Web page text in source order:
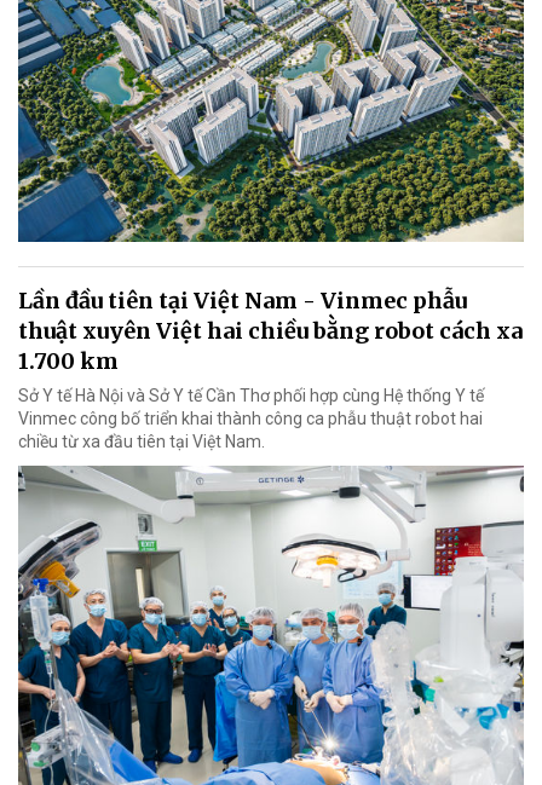
Lần đầu tiên tại Việt Nam - Vinmec phẫu
thuật xuyên Việt hai chiều bằng robot cách xa
1.700 km
Sở Y tế Hà Nội và Sở Y tế Cần Thơ phối hợp cùng Hệ thống Y tế
Vinmec công bố triển khai thành công ca phẫu thuật robot hai
chiều từ xa đầu tiên tại Việt Nam.